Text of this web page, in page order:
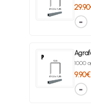
1000